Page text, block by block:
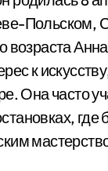
Польском,
возраста
к
Она часто
где